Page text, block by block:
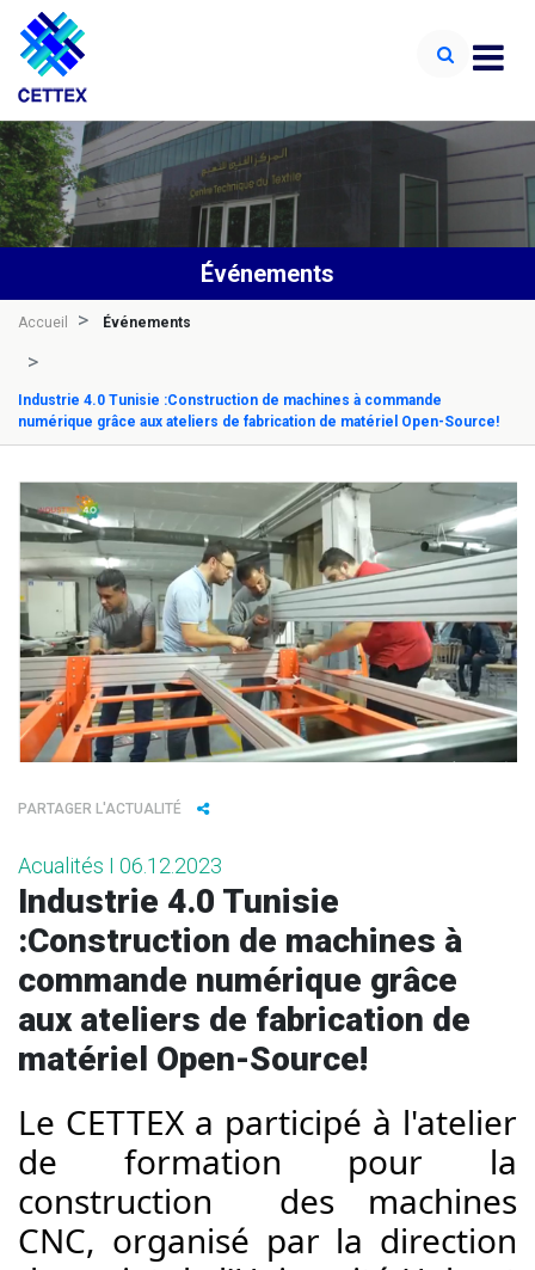
Événements
Accueil Événements
Industrie 4.0 Tunisie :Construction de machines à commande
numérique grâce aux ateliers de fabrication de matériel Open-Source!
PARTAGER L'ACTUALITÉ
Acualités I 06.12.2023
Industrie 4.0 Tunisie
:Construction de machines à
commande numérique grâce
aux ateliers de fabrication de
matériel Open-Source!
Le CETTEX a participé à l'atelier
de formation pour la
construction  des machines
CNC, organisé par la direction